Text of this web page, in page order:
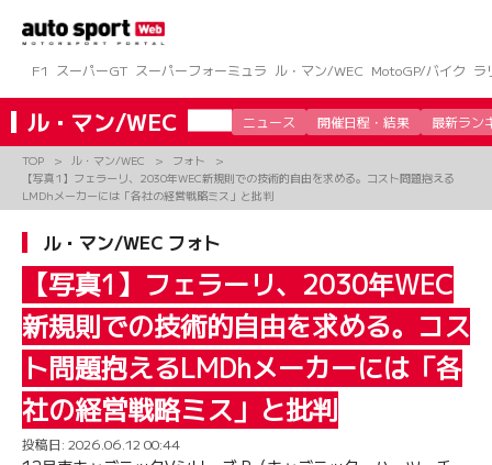
ツ
へ
ス
キ
F1 スーパーGT スーパーフォーミュラ ル・マン/WEC MotoGP/バイク ラ
ル・マン/WEC ニュース 開催日程・結果 最新ラン
TOP ル・マン/WEC
フォト
【写真1】フェラーリ、2030年WEC新規則での技術的自由を求める。コスト問題抱える
LMDhメーカーには「各社の経営戦略ミス」と批判
ル・マン/WEC フォト
【写真1】フェラーリ、2030年WEC
新規則での技術的自由を求める。コス
ト問題抱えるLMDhメーカーには「各
社の経営戦略ミス」と批判
投稿日: 2026.06.12 00:44